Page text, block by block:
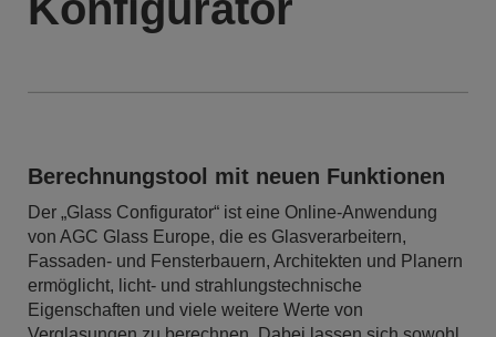
Berechnungstool mit neuen Funktionen
Der „Glass Configurator“ ist eine Online-Anwendung
von AGC Glass Europe, die es Glasverarbeitern,
Fassaden- und Fensterbauern, Architekten und Planern
ermöglicht, licht- und strahlungstechnische
Eigenschaften und viele weitere Werte von